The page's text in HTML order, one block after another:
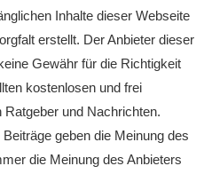
Inhalte dieser Webseite
erstellt. Der Anbieter dieser
Gewähr für die Richtigkeit
kostenlosen und frei
und Nachrichten.
geben die Meinung des
die Meinung des Anbieters